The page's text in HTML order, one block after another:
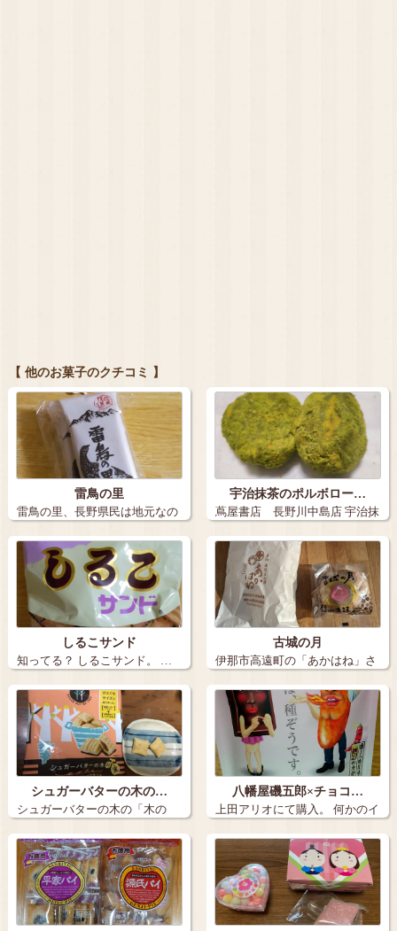
【 他のお菓子のクチコミ 】
雷鳥の里
雷鳥の里、長野県民は地元なの
でなかなか買…
宇治抹茶のポルボロー…
蔦屋書店 長野川中島店 宇治抹
茶のポル…
しるこサンド
知ってる？ しるこサンド。 …
古城の月
伊那市高遠町の「あかはね」さ
んで 古城…
シュガーバターの木の…
シュガーバターの木の「木の
実」を発見！！…
八幡屋磯五郎×チョコ…
上田アリオにて購入。 何かのイ
ベントら…